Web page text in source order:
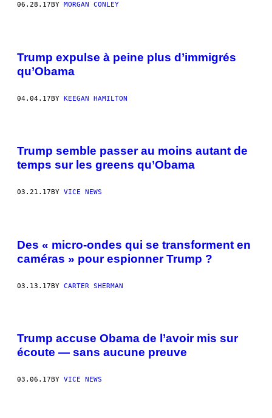
06.28.17 BY MORGAN CONLEY
Trump expulse à peine plus d’immigrés
qu’Obama
04.04.17BY KEEGAN HAMILTON
Trump semble passer au moins autant de
temps sur les greens qu’Obama
03.21.17 BY VICE NEWS
Des « micro-ondes qui se transforment en
caméras » pour espionner Trump ?
03.13.17BY CARTER SHERMAN
Trump accuse Obama de l’avoir mis sur
écoute — sans aucune preuve
03.06.17 BY VICE NEWS